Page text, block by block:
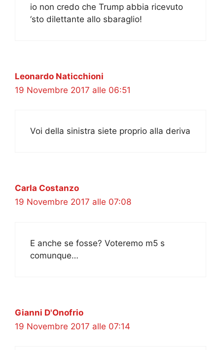
io non credo che Trump abbia ricevuto
‘sto dilettante allo sbaraglio!
Leonardo Naticchioni
19 Novembre 2017 alle 06:51
Voi della sinistra siete proprio alla deriva
Carla Costanzo
19 Novembre 2017 alle 07:08
E anche se fosse? Voteremo m5 s
comunque…
Gianni D'Onofrio
19 Novembre 2017 alle 07:14